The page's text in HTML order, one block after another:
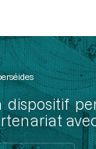
dispositif